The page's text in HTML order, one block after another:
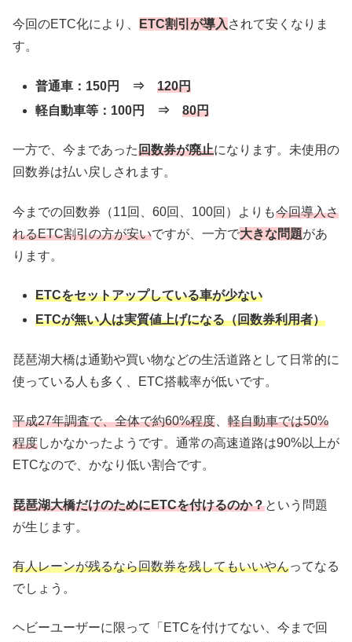
今回のETC化により、 ETC割引が導入されて安くなりま
す。
普通車：150円 ⇒120円
軽自動車等：100円 ⇒80円
一方で、今まであった回数券が廃止になります。未使用の
回数券は払い戻しされます。
今までの回数券（11回、60回、100回）よりも今回導入さ
れるETC割引の方が安いですが、一方で大きな問題があ
ります。
ETCをセットアップしている車が少ない
ETCが無い人は実質値上げになる（回数券利用者）
琵琶湖大橋は通勤や買い物などの生活道路として日常的に
使っている人も多く、ETC搭載率が低いです。
平成27年調査で、全体で約60%程度
軽自動車では50%
程度しかなかったようです。通常の高速道路は90%以上が
ETCなので、かなり低い割合です。
琵琶湖大橋だけのためにETCを付けるのか？という問題
が生じます。
有人レーンが残るなら回数券を残してもいいやんってなる
でしょう。
ヘビーユーザーに限って「ETCを付けてない、今まで回